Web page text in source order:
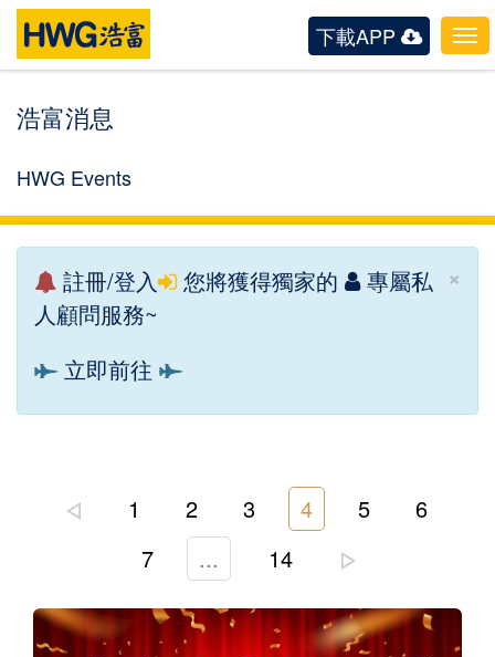
下載APP
浩富消息
HWG Events
×
註冊/登入 您將獲得獨家的
專屬私
人顧問服務~
立即前往
1 2 3 4 5
6
7
... 14